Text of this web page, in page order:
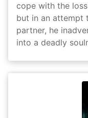
cope with the
but in an attempt
partner, he
into a deadly